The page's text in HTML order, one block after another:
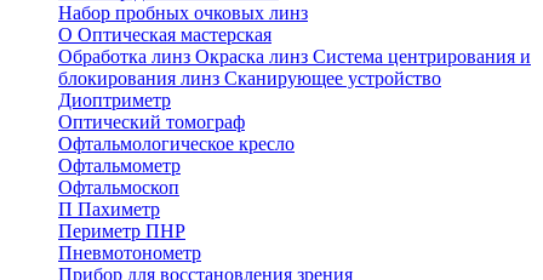
Набор пробных очковых линз
О Оптическая мастерская
Обработка линз Окраска линз Система центрирования и
блокирования линз Сканирующее устройство
Диоптриметр
Оптический томограф
Офтальмологическое кресло
Офтальмометр
Офтальмоскоп
П Пахиметр
Периметр ПНР
Пневмотонометр
Прибор для восстановления зрения